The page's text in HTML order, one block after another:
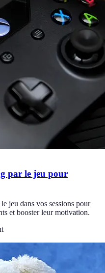
par le jeu pour
jeu dans vos sessions pour
et booster leur motivation.